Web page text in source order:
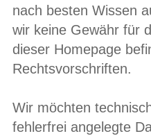
nach besten Wissen
wir keine Gewähr für
dieser Homepage
Rechtsvorschriften.
Wir möchten
fehlerfrei angelegte